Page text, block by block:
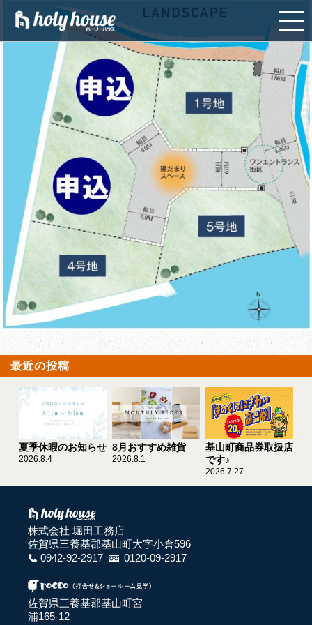
最近の投稿
夏季休暇のお知らせ
2026.8.4
8月おすすめ雑貨
2026.8.1
基山町商品券取扱店
です♪
2026.7.27
株式会社 堀田工務店
佐賀県三養基郡基山町大字小倉596
0942-92-2917
0120-09-2917
佐賀県三養基郡基山町宮
浦165-12